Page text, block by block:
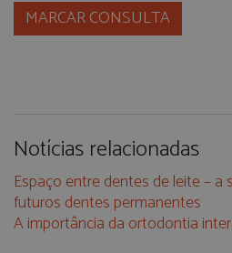
MARCAR CONSULTA
Notícias relacionadas
Espaço entre dentes de leite –
futuros dentes permanentes
A importância da ortodontia